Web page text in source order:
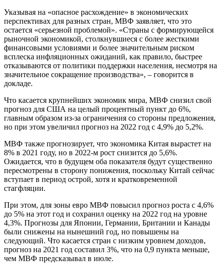
Указывая на «опасное расхождение» в экономических
перспективах для разных стран, МВФ заявляет, что это
остается «серьезной проблемой». «Страны с формирующейся
рыночной экономикой, столкнувшиеся с более жесткими
финансовыми условиями и более значительным риском
всплеска инфляционных ожиданий, как правило, быстрее
отказываются от политики поддержки населения, несмотря на
значительное сокращение производства», – говорится в
докладе.
Что касается крупнейших экономик мира, МВФ снизил свой
прогноз для США на целый процентный пункт до 6%,
главным образом из-за ограничения со стороны предложения,
но при этом увеличил прогноз на 2022 год с 4,9% до 5,2%.
МВФ также прогнозирует, что экономика Китая вырастет на
8% в 2021 году, но в 2022-м рост снизится до 5,6%.
Ожидается, что в будущем оба показателя будут существенно
пересмотрены в сторону понижения, поскольку Китай сейчас
вступает в период острой, хотя и кратковременной
стагфляции.
При этом, для зоны евро МВФ повысил прогноз роста с 4,6%
до 5% на этот год и сохранил оценку на 2022 год на уровне
4,3%. Прогнозы для Японии, Германии, Британии и Канады
были снижены на нынешний год, но повышены на
следующий. Что касается стран с низким уровнем доходов,
прогноз на 2021 год составил 3%, что на 0,9 пункта меньше,
чем МВФ предсказывал в июле.